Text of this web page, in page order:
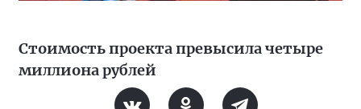
Стоимость проекта превысила четыре
миллиона рублей